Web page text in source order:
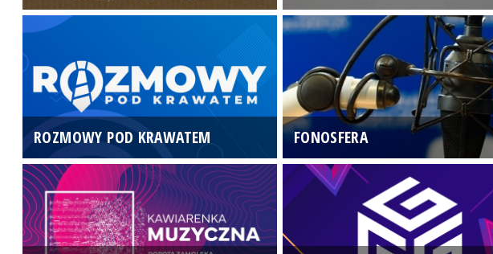
ROZMOWY POD KRAWATEM FONOSFERA